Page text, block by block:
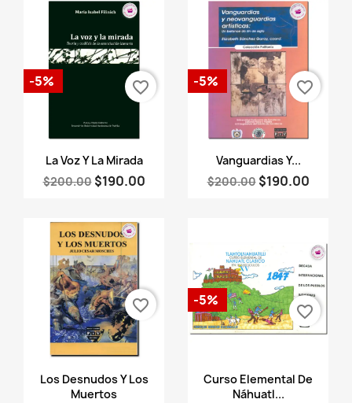
Vista rápida
La Voz Y La Mirada
$200.00 $190.00
-5% favorite_border
Vista rápida
Vanguardias Y...
$200.00 $190.00
-5% favorite_border
Vista rápida
Los Desnudos Y Los
Muertos
favorite_border
Vista rápida
Curso Elemental De
Náhuatl...
-5%
favorite_border